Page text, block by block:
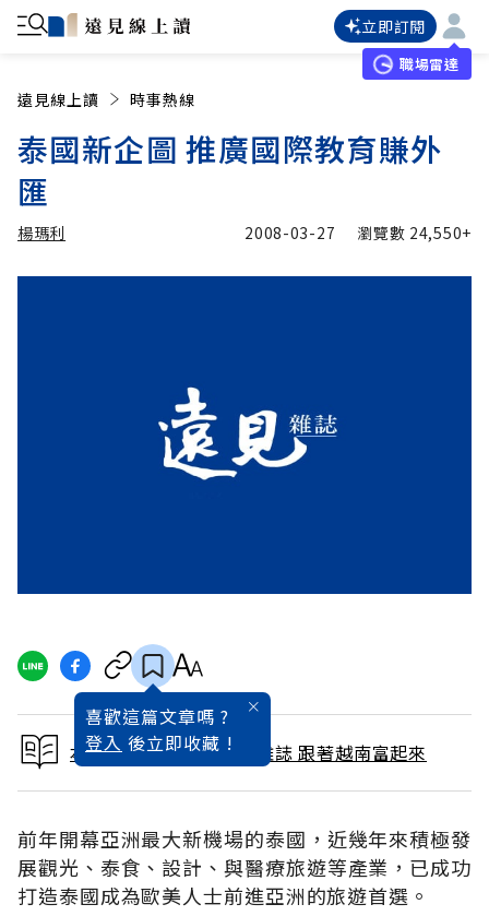
立即訂閱
職場雷達
遠見線上讀 時事熱線
泰國新企圖 推廣國際教育賺外
匯
楊瑪利 2008-03-27 瀏覽數 24,550+
喜歡這篇文章嗎 ?
登入 後立即收藏 !
本文出自 2008 / 3月號雜誌 跟著越南富起來
前年開幕亞洲最大新機場的泰國，近幾年來積極發
展觀光、泰食、設計、與醫療旅遊等產業，已成功
打造泰國成為歐美人士前進亞洲的旅遊首選。